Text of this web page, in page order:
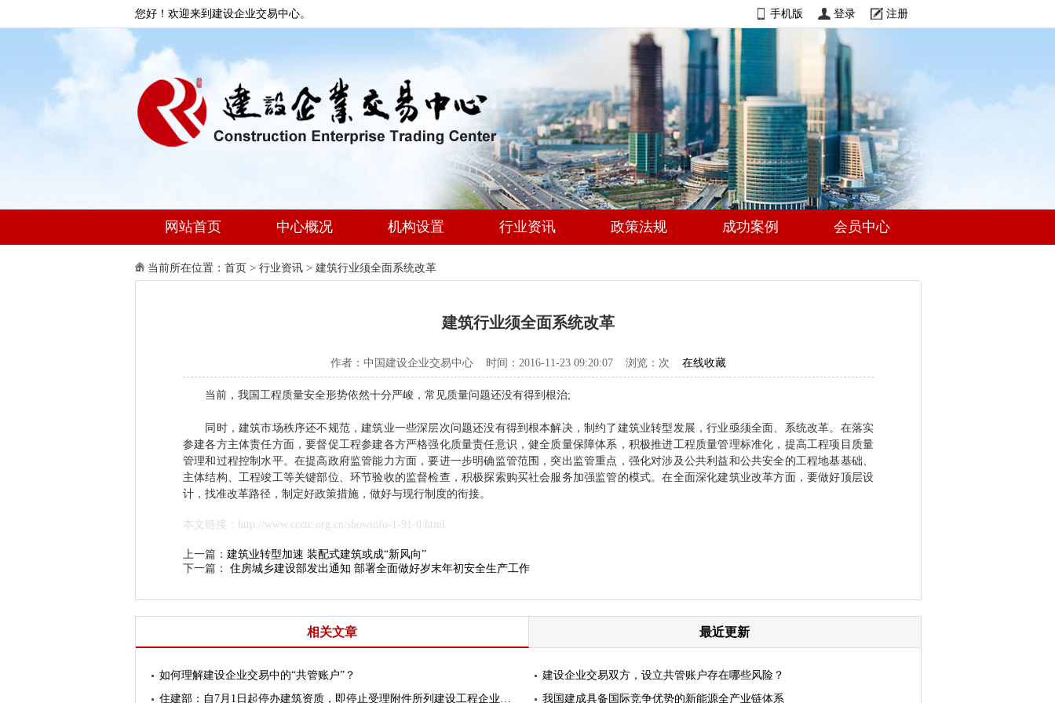
您好！欢迎来到建设企业交易中心。 手机版 登录 注册
网站首页 中心概况 机构设置 行业资讯 政策法规 成功案例 会员中心
当前所在位置： 首页 > 行业资讯 > 建筑行业须全面系统改革
建筑行业须全面系统改革
作者：中国建设企业交易中心 时间：2016-11-23 09:20:07 浏览： 次 在线收藏
当前，我国工程质量安全形势依然十分严峻，常见质量问题还没有得到根治;
同时，建筑市场秩序还不规范，建筑业一些深层次问题还没有得到根本解决，制约了建筑业转型发展，行业亟须全面、系统改革。在落实
参建各方主体责任方面，要督促工程参建各方严格强化质量责任意识，健全质量保障体系，积极推进工程质量管理标准化，提高工程项目质量
管理和过程控制水平。在提高政府监管能力方面，要进一步明确监管范围，突出监管重点，强化对涉及公共利益和公共安全的工程地基基础、
主体结构、工程竣工等关键部位、环节验收的监督检查，积极探索购买社会服务加强监管的模式。在全面深化建筑业改革方面，要做好顶层设
计，找准改革路径，制定好政策措施，做好与现行制度的衔接。
本文链接：http://www.ccctc.org.cn/showinfo-1-91-0.html
上一篇： 建筑业转型加速 装配式建筑或成“新风向”
下一篇： 住房城乡建设部发出通知 部署全面做好岁末年初安全生产工作
相关文章 最近更新
如何理解建设企业交易中的“共管账户”？
建设企业交易双方，设立共管账户存在哪些风险？
住建部：自7月1日起停办建筑资质，即停止受理附件所列建设工程企业资质申请
我国建成具备国际竞争优势的新能源全产业链体系